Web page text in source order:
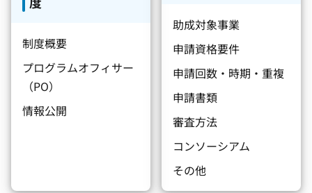
制度概要
プログラムオフィサー
（PO）
情報公開
助成対象事業
申請資格要件
申請回数・時期・重複
申請書類
審査方法
コンソーシアム
その他